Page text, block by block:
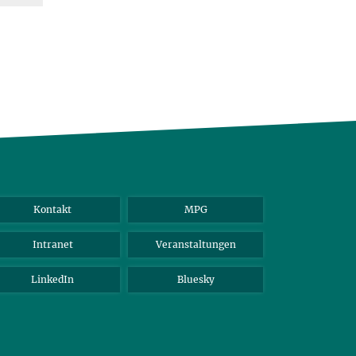
Kontakt MPG
Intranet Veranstaltungen
LinkedIn Bluesky